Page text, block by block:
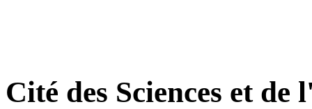
Cité des Sciences et